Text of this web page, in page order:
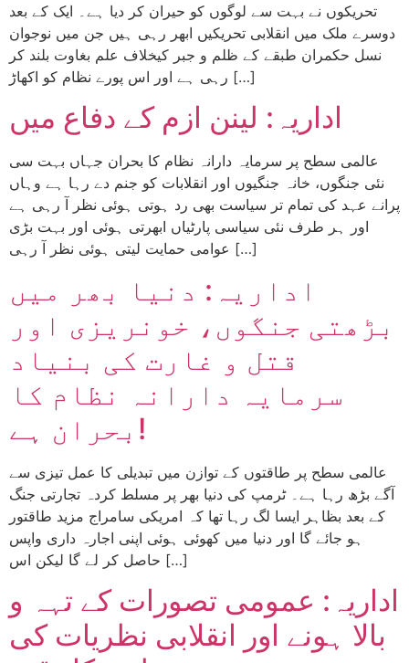
تحریکوں نے بہت سے لوگوں کو حیران کر دیا ہے۔ ایک کے بعد
دوسرے ملک میں انقلابی تحریکیں ابھر رہی ہیں جن میں نوجوان
نسل حکمران طبقے کے ظلم و جبر کیخلاف علم بغاوت بلند کر
رہی ہے اور اس پورے نظام کو اکھاڑ […]
اداریہ: لینن ازم کے دفاع میں
عالمی سطح پر سرمایہ دارانہ نظام کا بحران جہاں بہت سی
نئی جنگوں، خانہ جنگیوں اور انقلابات کو جنم دے رہا ہے وہاں
پرانے عہد کی تمام تر سیاست بھی رد ہوتی ہوئی نظر آ رہی ہے
اور ہر طرف نئی سیاسی پارٹیاں ابھرتی ہوئی اور بہت بڑی
عوامی حمایت لیتی ہوئی نظر آ رہی […]
اداریہ: دنیا بھر میں
بڑھتی جنگوں، خونریزی اور
قتل و غارت کی بنیاد
سرمایہ دارانہ نظام کا
بحران ہے!
عالمی سطح پر طاقتوں کے توازن میں تبدیلی کا عمل تیزی سے
آگے بڑھ رہا ہے۔ ٹرمپ کی دنیا بھر پر مسلط کردہ تجارتی جنگ
کے بعد بظاہر ایسا لگ رہا تھا کہ امریکی سامراج مزید طاقتور
ہو جائے گا اور دنیا میں کھوئی ہوئی اپنی اجارہ داری واپس
حاصل کر لے گا لیکن اس […]
اداریہ: عمومی تصورات کے تہہ و
بالا ہونے اور انقلابی نظریات کی